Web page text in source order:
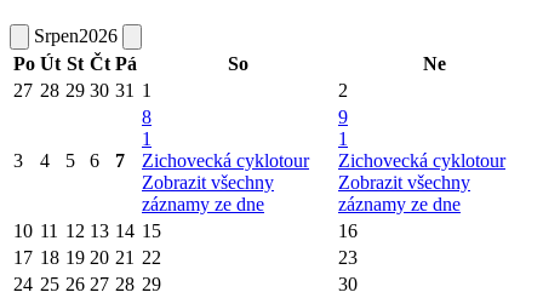
Srpen2026
Po Út St Čt Pá So
Ne
27 28 29 30 31 1 2
3 4 5 6 7
8
1
Zichovecká cyklotour
Zobrazit všechny
záznamy ze dne
9
1
Zichovecká cyklotour
Zobrazit všechny
záznamy ze dne
10 11 12 13 14 15
16
17 18 19 20 21 22
23
24 25 26 27 28 29 30